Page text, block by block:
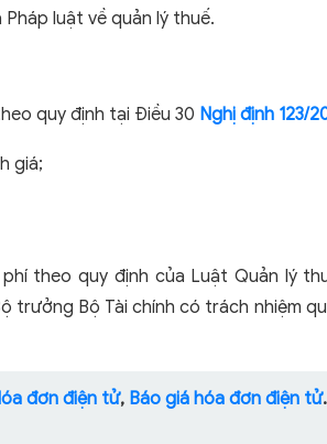
luật về quản lý thuế.
quy định tại Điều 30 Nghị định 123/
giá;
theo quy định của Luật Quản lý
trưởng Bộ Tài chính có trách nhiệm
đơn điện tử, Báo giá hóa đơn điện tử.